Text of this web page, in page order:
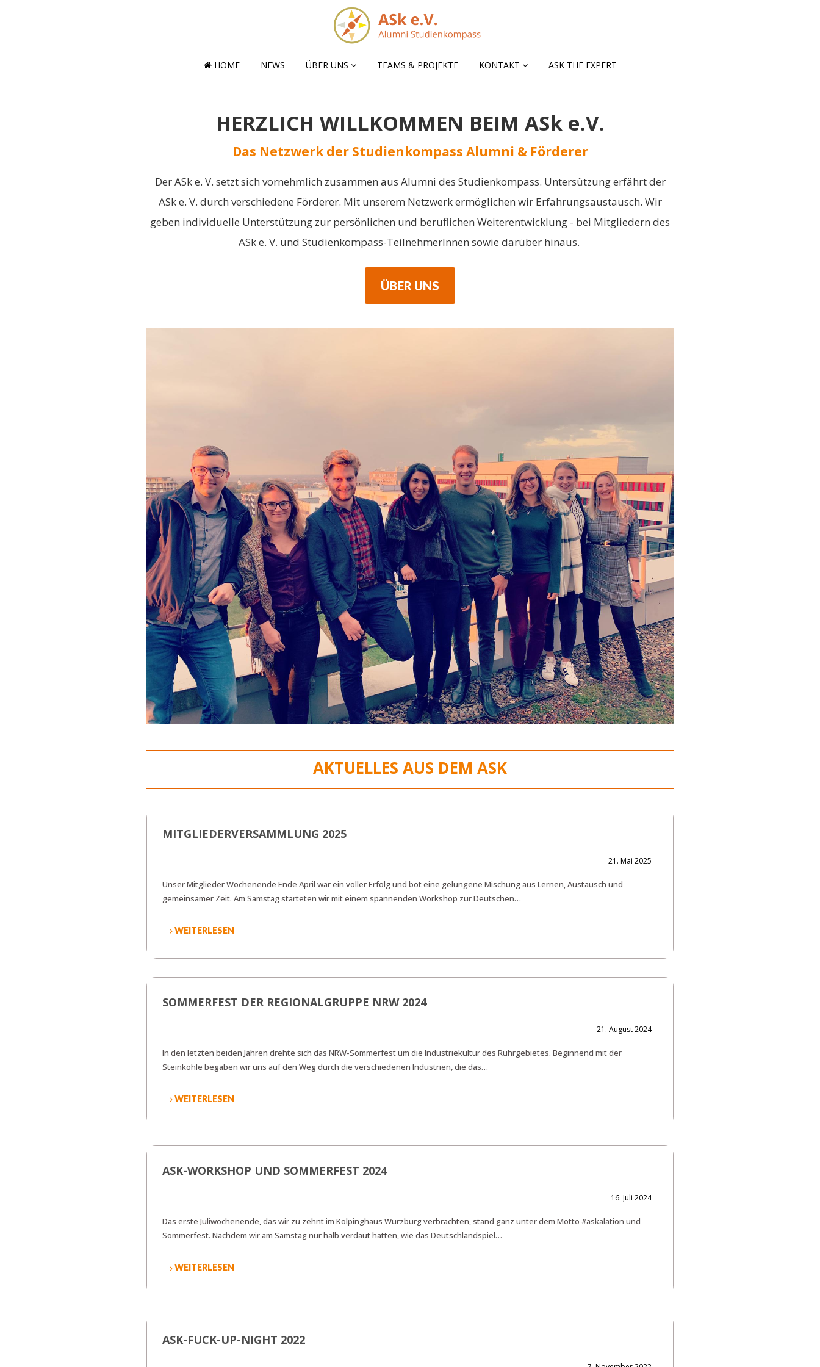
HOME NEWS ÜBER UNS TEAMS & PROJEKTE KONTAKT ASK THE EXPERT
HERZLICH WILLKOMMEN BEIM ASk e.V.
Das Netzwerk der Studienkompass Alumni & Förderer
Der ASk e. V. setzt sich vornehmlich zusammen aus Alumni des Studienkompass. Untersützung erfährt der
ASk e. V. durch verschiedene Förderer. Mit unserem Netzwerk ermöglichen wir Erfahrungsaustausch. Wir
geben individuelle Unterstützung zur persönlichen und beruflichen Weiterentwicklung - bei Mitgliedern des
ASk e. V. und Studienkompass-TeilnehmerInnen sowie darüber hinaus.
ÜBER UNS
AKTUELLES AUS DEM ASK
MITGLIEDERVERSAMMLUNG 2025
21. Mai 2025
Unser Mitglieder Wochenende Ende April war ein voller Erfolg und bot eine gelungene Mischung aus Lernen, Austausch und
gemeinsamer Zeit. Am Samstag starteten wir mit einem spannenden Workshop zur Deutschen…
WEITERLESEN
SOMMERFEST DER REGIONALGRUPPE NRW 2024
21. August 2024
In den letzten beiden Jahren drehte sich das NRW-Sommerfest um die Industriekultur des Ruhrgebietes. Beginnend mit der
Steinkohle begaben wir uns auf den Weg durch die verschiedenen Industrien, die das…
WEITERLESEN
ASK-WORKSHOP UND SOMMERFEST 2024
16. Juli 2024
Das erste Juliwochenende, das wir zu zehnt im Kolpinghaus Würzburg verbrachten, stand ganz unter dem Motto #askalation und
Sommerfest. Nachdem wir am Samstag nur halb verdaut hatten, wie das Deutschlandspiel…
WEITERLESEN
ASK-FUCK-UP-NIGHT 2022